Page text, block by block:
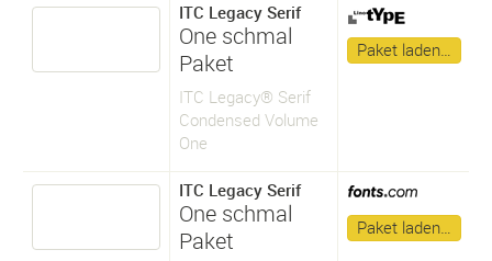
ITC Legacy Serif
One schmal
Paket
ITC Legacy® Serif
Condensed Volume
One
Paket laden…
ITC Legacy Serif
One schmal
Paket
Paket laden…